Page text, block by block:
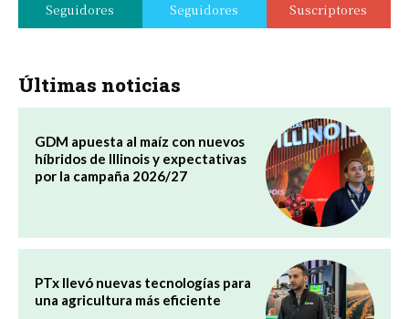
Seguidores Seguidores Suscriptores
Últimas noticias
GDM apuesta al maíz con nuevos
híbridos de Illinois y expectativas
por la campaña 2026/27
PTx llevó nuevas tecnologías para
una agricultura más eficiente